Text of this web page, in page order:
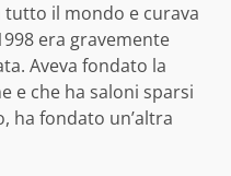
tutto il mondo e curava
era gravemente
Aveva fondato la
e che ha saloni sparsi
ha fondato un’altra